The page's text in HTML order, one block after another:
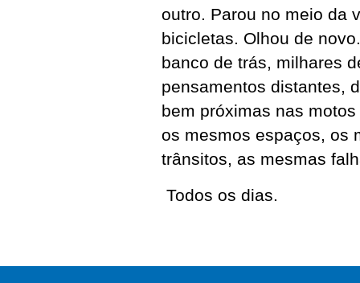
outro. Parou no meio da
bicicletas. Olhou de
banco de trás, milhares
pensamentos distantes,
bem próximas nas
os mesmos espaços, os
trânsitos, as mesmas
Todos os dias.